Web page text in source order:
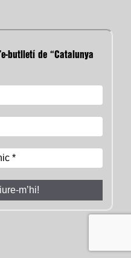
butlletí de “Catalunya